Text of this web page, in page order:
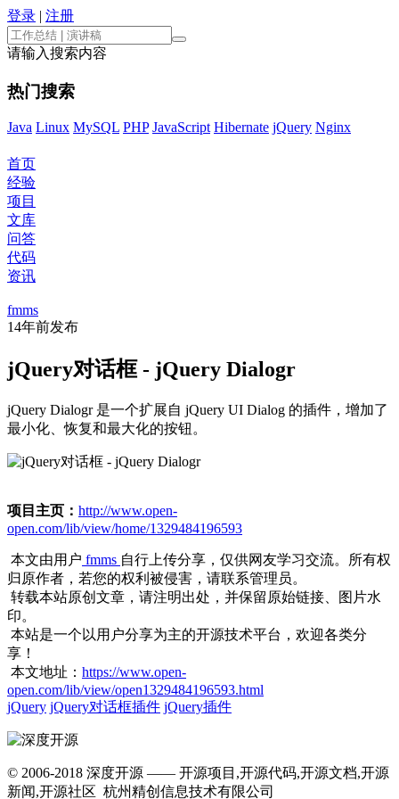
登录 | 注册
请输入搜索内容
热门搜索
Java Linux MySQL PHP JavaScript Hibernate jQuery Nginx
首页
经验
项目
文库
问答
代码
资讯
fmms
14年前发布
jQuery对话框 - jQuery Dialogr
jQuery Dialogr 是一个扩展自 jQuery UI Dialog 的插件，增加了
最小化、恢复和最大化的按钮。
项目主页： http://www.open-
open.com/lib/view/home/1329484196593
本文由用户 fmms 自行上传分享，仅供网友学习交流。所有权
归原作者，若您的权利被侵害，请联系管理员。
转载本站原创文章，请注明出处，并保留原始链接、图片水
印。
本站是一个以用户分享为主的开源技术平台，欢迎各类分
享！
本文地址： https://www.open-
open.com/lib/view/open1329484196593.html
jQuery jQuery对话框插件 jQuery插件
© 2006-2018 深度开源 —— 开源项目,开源代码,开源文档,开源
新闻,开源社区 杭州精创信息技术有限公司